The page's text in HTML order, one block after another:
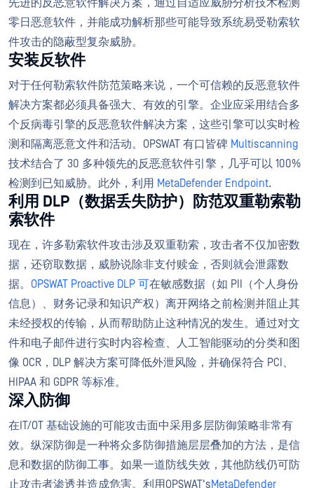
先进的反恶意软件解决方案，通过自适应威胁分析技术检测
零日恶意软件，并能成功解析那些可能导致系统易受勒索软
件攻击的隐蔽型复杂威胁。
安装反软件
对于任何勒索软件防范策略来说，一个可信赖的反恶意软件
解决方案都必须具备强大、有效的引擎。企业应采用结合多
个反病毒引擎的反恶意软件解决方案，这些引擎可以实时检
测和隔离恶意文件和活动。OPSWAT 有口皆碑 Multiscanning
技术结合了 30 多种领先的反恶意软件引擎，几乎可以 100%
检测到已知威胁。此外，利用 MetaDefender Endpoint.
利用 DLP（数据丢失防护）防范双重勒索勒
索软件
现在，许多勒索软件攻击涉及双重勒索，攻击者不仅加密数
据，还窃取数据，威胁说除非支付赎金，否则就会泄露数
据。 OPSWAT Proactive DLP 可在敏感数据（如 PII（个人身份
信息）、财务记录和知识产权）离开网络之前检测并阻止其
未经授权的传输，从而帮助防止这种情况的发生。通过对文
件和电子邮件进行实时内容检查、人工智能驱动的分类和图
像 OCR，DLP 解决方案可降低外泄风险，并确保符合 PCI、
HIPAA 和 GDPR 等标准。
深入防御
在IT/OT 基础设施的可能攻击面中采用多层防御策略非常有
效。纵深防御是一种将众多防御措施层层叠加的方法，是信
息和数据的防御工事。如果一道防线失效，其他防线仍可防
止攻击者渗透并造成危害。利用OPSWAT'sMetaDefender